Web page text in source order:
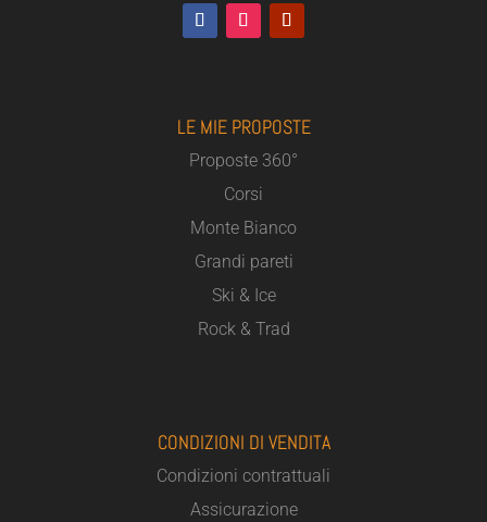
LE MIE PROPOSTE
Proposte 360°
Corsi
Monte Bianco
Grandi pareti
Ski & Ice
Rock & Trad
CONDIZIONI DI VENDITA
Condizioni contrattuali
Assicurazione